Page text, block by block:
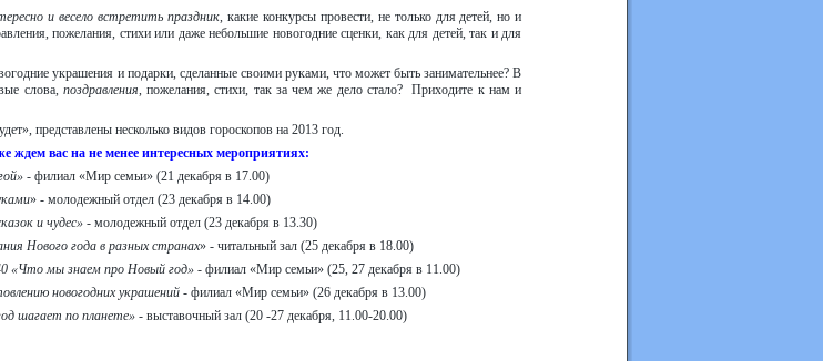
и весело встретить праздник, какие конкурсы провести, не только для детей, но и
пожелания, стихи или даже небольшие новогодние сценки, как для детей, так и для
украшения и подарки, сделанные своими руками, что может быть занимательнее? В
слова, поздравления, пожелания, стихи, так за чем же дело стало? Приходите к нам и
представлены несколько видов гороскопов на 2013 год.
ждем вас на не менее интересных мероприятиях:
- филиал «Мир семьи» (21 декабря в 17.00)
» - молодежный отдел (23 декабря в 14.00)
и чудес» - молодежный отдел (23 декабря в 13.30)
Нового года в разных странах» - читальный зал (25 декабря в 18.00)
«Что мы знаем про Новый год» - филиал «Мир семьи» (25, 27 декабря в 11.00)
новогодних украшений - филиал «Мир семьи» (26 декабря в 13.00)
шагает по планете» - выставочный зал (20 -27 декабря, 11.00-20.00)